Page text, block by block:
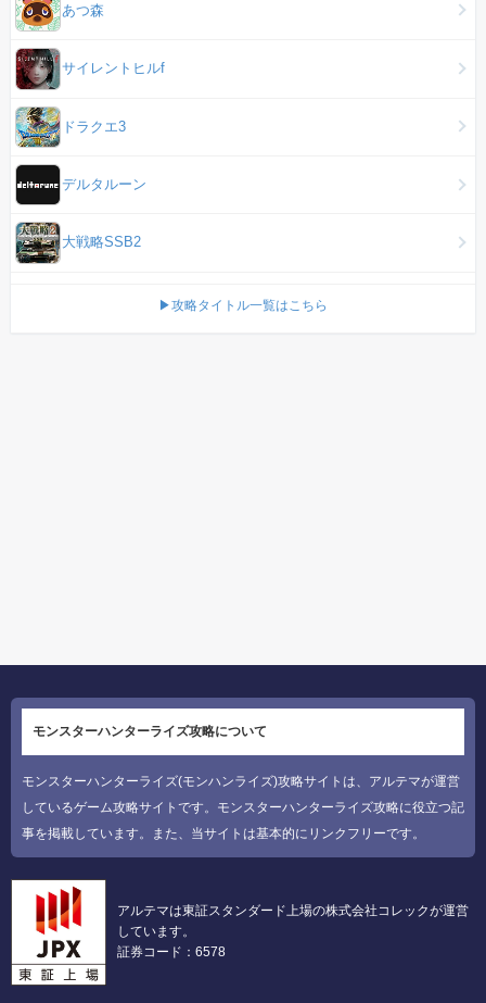
あつ森
サイレントヒルf
ドラクエ3
デルタルーン
大戦略SSB2
▶攻略タイトル一覧はこちら
モンスターハンターライズ攻略について
モンスターハンターライズ(モンハンライズ)攻略サイトは、アルテマが運営
しているゲーム攻略サイトです。モンスターハンターライズ攻略に役立つ記
事を掲載しています。また、当サイトは基本的にリンクフリーです。
アルテマは東証スタンダード上場の株式会社コレックが運営
しています。
証券コード：6578